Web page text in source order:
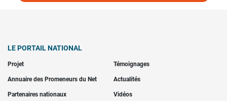
LE PORTAIL NATIONAL
Projet Témoignages
Annuaire des Promeneurs du Net Actualités
Partenaires nationaux Vidéos